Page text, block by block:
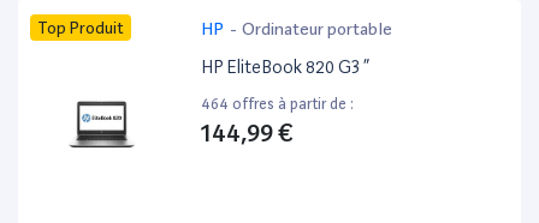
Top Produit HP - Ordinateur portable
HP EliteBook 820 G3 ”
464 offres à partir de :
144,99 €